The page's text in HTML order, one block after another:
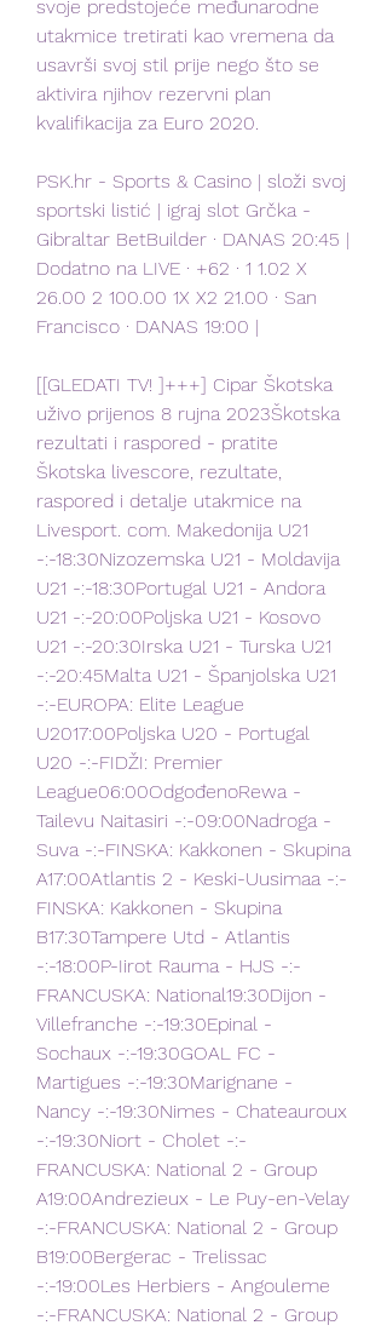
svoje predstojeće međunarodne
utakmice tretirati kao vremena da
usavrši svoj stil prije nego što se
aktivira njihov rezervni plan
kvalifikacija za Euro 2020.
PSK.hr - Sports & Casino | složi svoj
sportski listić | igraj slot Grčka -
Gibraltar BetBuilder · DANAS 20:45 |
Dodatno na LIVE · +62 · 1 1.02 X
26.00 2 100.00 1X X2 21.00 · San
Francisco · DANAS 19:00 |
[[GLEDATI TV! ]+++] Cipar Škotska
uživo prijenos 8 rujna 2023Škotska
rezultati i raspored - pratite
Škotska livescore, rezultate,
raspored i detalje utakmice na
Livesport. com. Makedonija U21
-:-18:30Nizozemska U21 - Moldavija
U21 -:-18:30Portugal U21 - Andora
U21 -:-20:00Poljska U21 - Kosovo
U21 -:-20:30Irska U21 - Turska U21
-:-20:45Malta U21 - Španjolska U21
-:-EUROPA: Elite League
U2017:00Poljska U20 - Portugal
U20 -:-FIDŽI: Premier
League06:00OdgođenoRewa -
Tailevu Naitasiri -:-09:00Nadroga -
Suva -:-FINSKA: Kakkonen - Skupina
A17:00Atlantis 2 - Keski-Uusimaa -:-
FINSKA: Kakkonen - Skupina
B17:30Tampere Utd - Atlantis
-:-18:00P-Iirot Rauma - HJS -:-
FRANCUSKA: National19:30Dijon -
Villefranche -:-19:30Epinal -
Sochaux -:-19:30GOAL FC -
Martigues -:-19:30Marignane -
Nancy -:-19:30Nimes - Chateauroux
-:-19:30Niort - Cholet -:-
FRANCUSKA: National 2 - Group
A19:00Andrezieux - Le Puy-en-Velay
-:-FRANCUSKA: National 2 - Group
B19:00Bergerac - Trelissac
-:-19:00Les Herbiers - Angouleme
-:-FRANCUSKA: National 2 - Group